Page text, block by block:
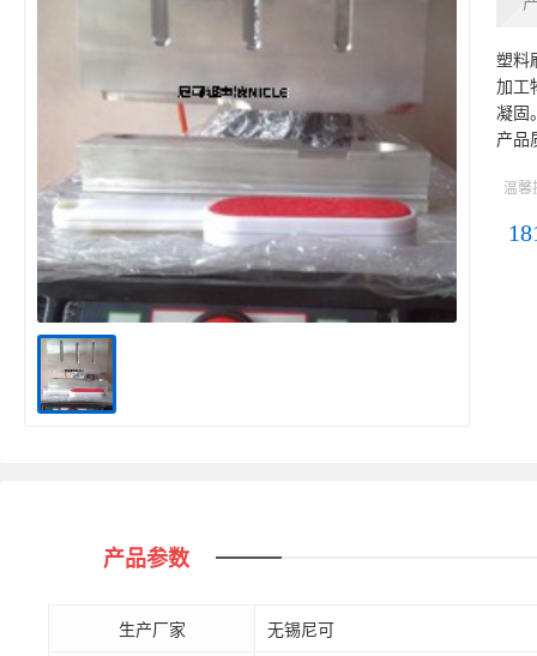
塑料
加工
凝固
产品
温馨
产品参数
生产厂家
无锡尼可